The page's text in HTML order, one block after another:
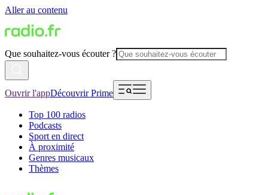
Aller au contenu
Que souhaitez-vous écouter ?
Ouvrir l'appDécouvrir Prime
Top 100 radios
Podcasts
Sport en direct
À proximité
Genres musicaux
Thèmes